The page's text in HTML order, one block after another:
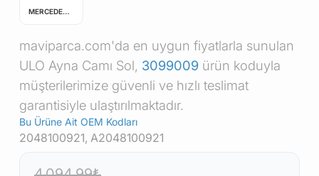
MERCEDES-BENZ
maviparca.com'da en uygun fiyatlarla sunulan
ULO Ayna Camı Sol, 3099009 ürün koduyla
müşterilerimize güvenli ve hızlı teslimat
garantisiyle ulaştırılmaktadır.
Bu Ürüne Ait OEM Kodları
2048100921, A2048100921